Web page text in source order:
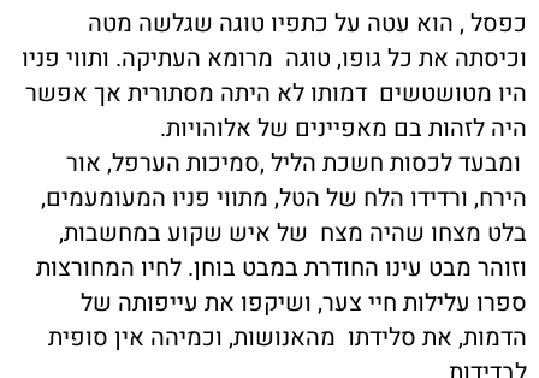
כפסל , הוא עטה על כתפיו טוגה שגלשה מטה
וכיסתה את כל גופו, טוגה מרומא העתיקה. ותווי פניו
היו מטושטשים דמותו לא היתה מסתורית אך אפשר
היה לזהות בם מאפיינים של אלוהויות.
ומבעד לכסות חשכת הליל ,סמיכות הערפל, אור
הירח, ורדידו הלח של הטל, מתווי פניו המעומעמים,
בלט מצחו שהיה מצח של איש שקוע במחשבות,
וזוהר מבט עינו החודרת במבט בוחן. לחיו המחורצות
ספרו עלילות חיי צער, ושיקפו את עייפותה של
הדמות, את סלידתו מהאנושות, וכמיהה אין סופית